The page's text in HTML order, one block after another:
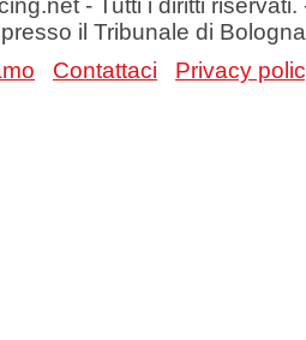
- Tutti i diritti
il Tribunale di Bologna
Contattaci Privacy